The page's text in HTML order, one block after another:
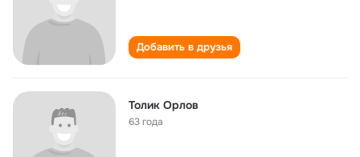
Добавить в друзья
Толик Орлов
63 года